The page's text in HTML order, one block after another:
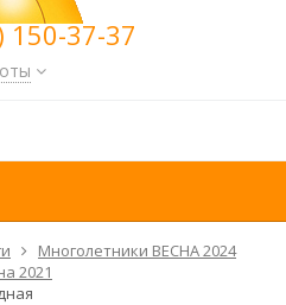
150-37-37
Многолетники ВЕСНА 2024
2021